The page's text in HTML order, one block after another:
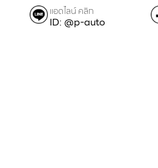
แอดไลน์ คลิก
ID: @p-auto